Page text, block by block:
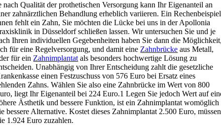
nach Qualität der prothetischen Versorgung kann Ihr Eigenanteil an
zahnärztlichen Behandlung erheblich variieren. Ein
fehlt ein Zahn, Sie möchten die Lücke bei uns in der Apollonia
in Düsseldorf schließen lassen. Wir untersuchen Sie und je
Ihren individuellen Gegebenheiten haben Sie dann die
für eine Regelversorgung, und damit eine Zahnbrücke aus Metall,
für ein Zahnimplantat als besonders hochwertige Lösung zu
Unabhängig von Ihrer Entscheidung zahlt die gesetzliche
einen Festzuschuss von 576 Euro bei Ersatz eines
Zahns. Wählen Sie also eine Zahnbrücke im Wert von 800
liegt Ihr Eigenanteil bei 224 Euro.1 Legen Sie jedoch Wert auf
Ästhetik und bessere Funktion, ist ein Zahnimplantat womöglich
bessere Alternative. Kostet dieses Zahnimplantat 2.500 Euro, müssen
1.924 Euro zuzahlen.